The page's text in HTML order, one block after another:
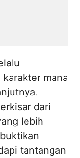
mana
dari
lebih
tantangan